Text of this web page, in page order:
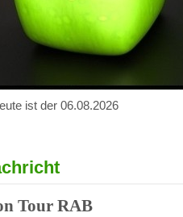
ist der 06.08.2026
Tour RAB